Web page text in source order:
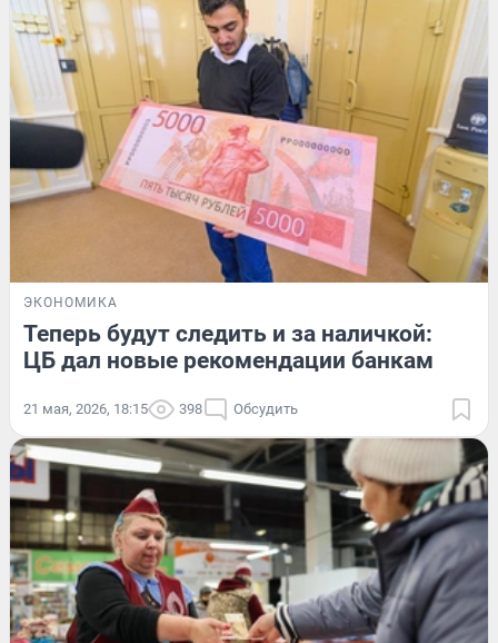
ЭКОНОМИКА
Теперь будут следить и за наличкой:
ЦБ дал новые рекомендации банкам
21 мая, 2026, 18:15 398 Обсудить